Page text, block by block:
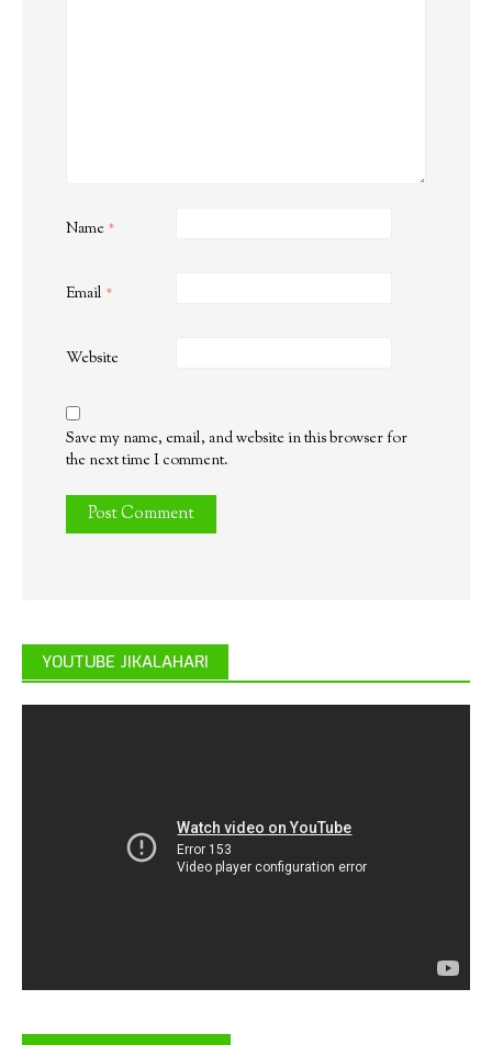
Name *
Email *
Website
Save my name, email, and website in this browser for
the next time I comment.
YOUTUBE JIKALAHARI